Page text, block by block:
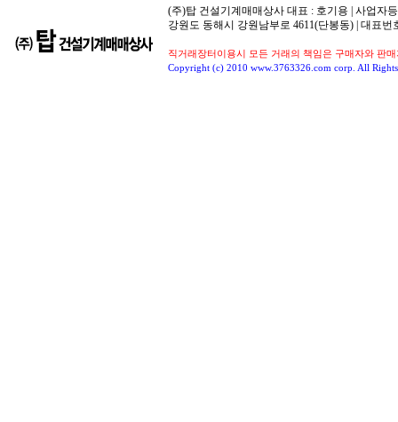
(주)탑 건설기계매매상사 대표 : 호기용 | 사업자
강원도 동해시 강원남부로 4611(단봉동) | 대표번
직거래장터이용시 모든 거래의 책임은 구매자와 판
Copyright (c) 2010 www.3763326.com corp. All Rights